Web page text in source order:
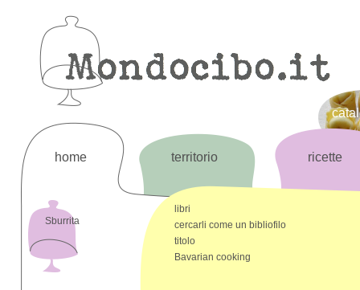
home territorio ricette
Sburrita
libri
cercarli come un bibliofilo
titolo
Bavarian cooking